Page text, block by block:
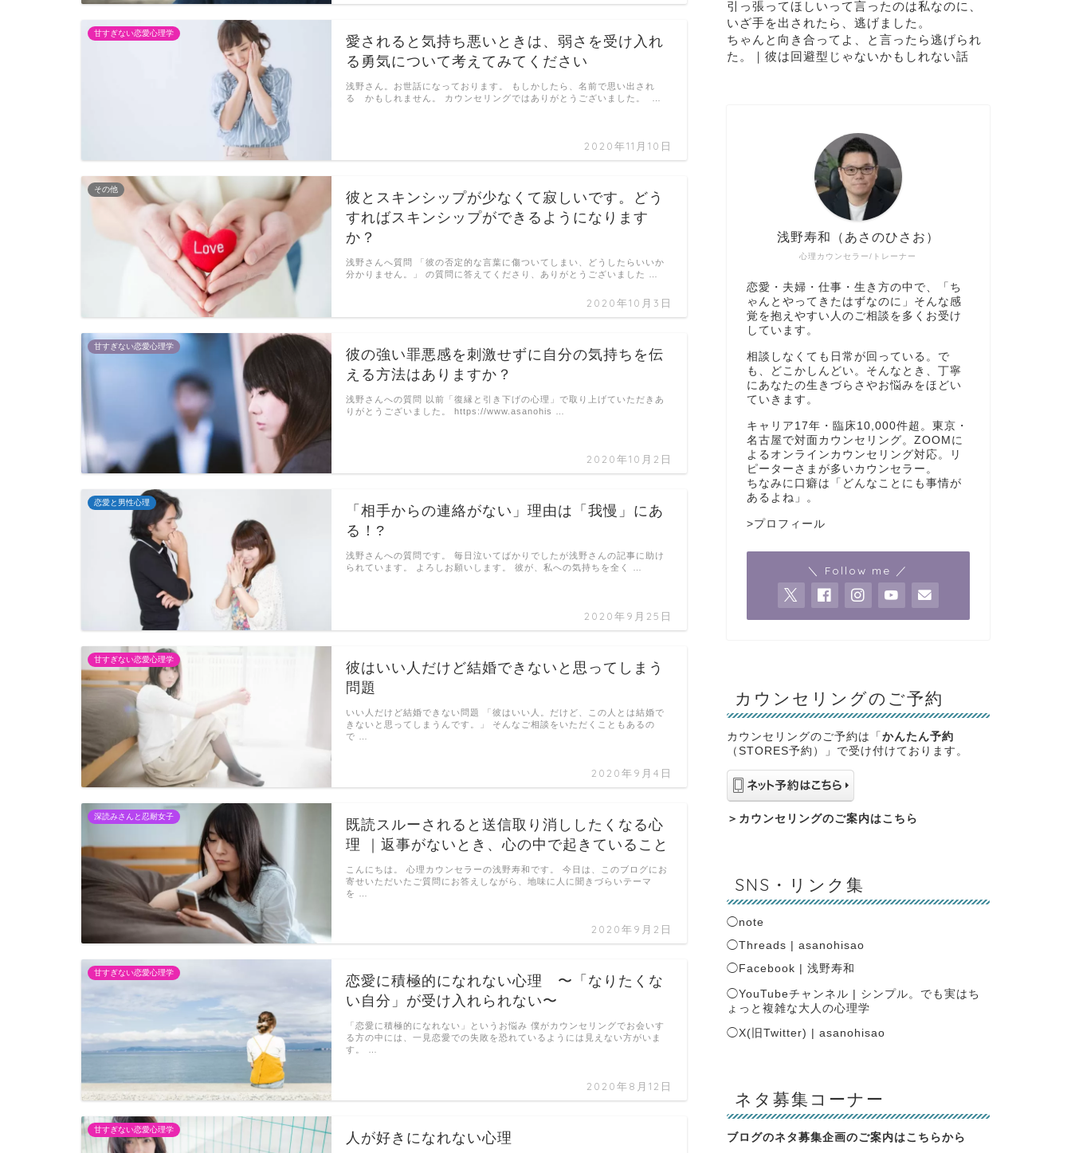
甘すぎない恋愛心理学
愛されると気持ち悪いときは、弱さを受け入れ
る勇気について考えてみてください
2020年11月10日
浅野さん。お世話になっております。 もしかしたら、名前で思い出され
る かもしれません。 カウンセリングではありがとうございました。 …
その他
彼とスキンシップが少なくて寂しいです。どう
すればスキンシップができるようになります
か？
2020年10月3日
浅野さんへ質問 「彼の否定的な言葉に傷ついてしまい、どうしたらいいか
分かりません。」 の質問に答えてくださり、ありがとうございました …
甘すぎない恋愛心理学
彼の強い罪悪感を刺激せずに自分の気持ちを伝
える方法はありますか？
2020年10月2日
浅野さんへの質問 以前「復縁と引き下げの心理」で取り上げていただきあ
りがとうございました。 https://www.asanohis …
恋愛と男性心理
「相手からの連絡がない」理由は「我慢」にあ
る！?
2020年9月25日
浅野さんへの質問です。 毎日泣いてばかりでしたが浅野さんの記事に助け
られています。 よろしお願いします。 彼が、私への気持ちを全く …
甘すぎない恋愛心理学
彼はいい人だけど結婚できないと思ってしまう
問題
2020年9月4日
いい人だけど結婚できない問題 「彼はいい人。だけど、この人とは結婚で
きないと思ってしまうんです。」 そんなご相談をいただくこともあるの
で …
深読みさんと忍耐女子
既読スルーされると送信取り消ししたくなる心
理 ｜返事がないとき、心の中で起きていること
2020年9月2日
こんにちは。 心理カウンセラーの浅野寿和です。 今日は、このブログにお
寄せいただいたご質問にお答えしながら、地味に人に聞きづらいテーマ
を …
甘すぎない恋愛心理学
恋愛に積極的になれない心理 〜「なりたくな
い自分」が受け入れられない〜
2020年8月12日
「恋愛に積極的になれない」というお悩み 僕がカウンセリングでお会いす
る方の中には、一見恋愛での失敗を恐れているようには見えない方がいま
す。 …
甘すぎない恋愛心理学
人が好きになれない心理
引っ張ってほしいって言ったのは私なのに、
いざ手を出されたら、逃げました。
ちゃんと向き合ってよ、と言ったら逃げられ
た。｜彼は回避型じゃないかもしれない話
心理カウンセラー/トレーナー
浅野寿和（あさのひさお）
恋愛・夫婦・仕事・生き方の中で、「ち
ゃんとやってきたはずなのに」そんな感
覚を抱えやすい人のご相談を多くお受け
しています。
相談しなくても日常が回っている。で
も、どこかしんどい。そんなとき、丁寧
にあなたの生きづらさやお悩みをほどい
ていきます。
キャリア17年・臨床10,000件超。東京・
名古屋で対面カウンセリング。ZOOMに
よるオンラインカウンセリング対応。リ
ピーターさまが多いカウンセラー。
ちなみに口癖は「どんなことにも事情が
あるよね」。
>プロフィール
＼ Follow me ／
カウンセリングのご予約
カウンセリングのご予約は「 かんたん予約
（STORES予約）」で受け付けております。
＞ カウンセリングのご案内はこちら
SNS・リンク集
◯note
◯Threads | asanohisao
◯ Facebook | 浅野寿和
◯YouTubeチャンネル | シンプル。でも実はち
ょっと複雑な大人の心理学
◯X(旧Twitter) | asanohisao
ネタ募集コーナー
ブログのネタ募集企画のご案内はこちらから